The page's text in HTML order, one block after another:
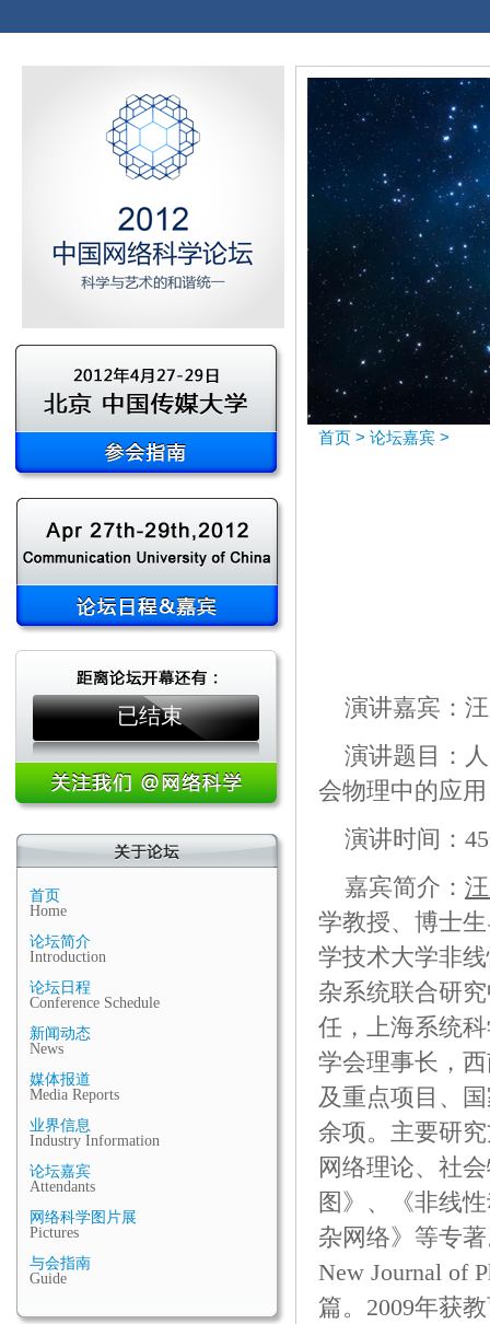
已结束
首页
Home
论坛简介
Introduction
论坛日程
Conference Schedule
新闻动态
News
媒体报道
Media Reports
业界信息
Industry Information
论坛嘉宾
Attendants
网络科学图片展
Pictures
与会指南
Guide
首页 > 论坛嘉宾 >
演讲嘉宾：
演讲题目：
会物理中的应用
演讲时间：
嘉宾简介：
学教授、博士
学技术大学非
杂系统联合研
任，上海系统
学会理事长，
及重点项目、
余项。主要研
网络理论、社
图》、《非线
杂网络》等专著
New Journal of
篇。2009年获